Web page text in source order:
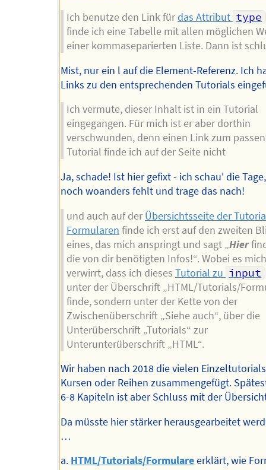
Ich benutze den Link fürdas Attribut type
finde ich eine Tabelle mit allen möglichen
einer kommaseparierten Liste. Dann ist
Mist, nur ein l auf die Element-Referenz. Ich
Links zu den entsprechenden Tutorials
Ich vermute, dieser Inhalt ist in ein Tutorial
eingegangen. Für mich ist er aber dorthin
verschwunden, denn einen Link zum
Tutorial finde ich auf der Seite nicht
Ja, schade! Ist hier gefixt - ich schau' die
noch woanders fehlt und trage das nach!
und auch auf der Übersichtsseite der
Formularen finde ich erst auf den zweiten
eines, das mich anspringt und sagt „Hier
die von dir benötigten Infos!“. Wobei es
verwirrt, dass ich dieses Tutorial zu input
unter der Überschrift „HTML/Tutorials/
finde, sondern unter der Kette von der
Zwischenüberschrift „Siehe auch“, über die
Unterüberschrift „Tutorials“ zur
Unterunterüberschrift „HTML“.
Wir haben nach 2018 die vielen
Kursen oder Reihen zusammengefügt.
6-8 Kapiteln ist aber Schluss mit der
Da müsste hier stärker herausgearbeitet
…
a. HTML/Tutorials/Formulareerklärt, wie